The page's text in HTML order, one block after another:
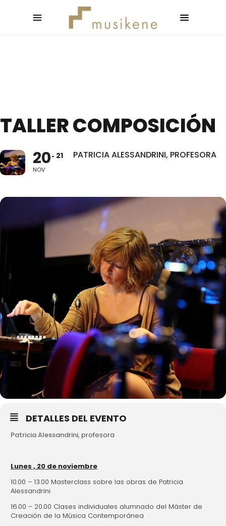
TALLER COMPOSICIÓN
20
NOV
21 PATRICIA ALESSANDRINI, PROFESORA
DETALLES DEL EVENTO
Patricia Alessandrini, profesora
Lunes , 20 de noviembre
10.00 – 13.00 Masterclass sobre las obras de Patricia
Alessandrini
16.00 – 20.00 Clases individuales alumnado del Máster de
Creación de la Música Contemporánea